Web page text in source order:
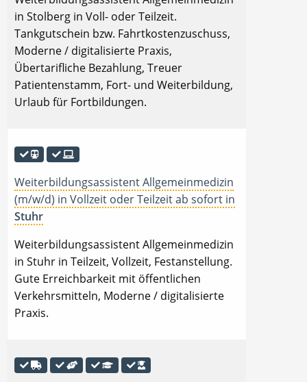
in Stolberg in Voll- oder Teilzeit.
Tankgutschein bzw. Fahrtkostenzuschuss,
Moderne / digitalisierte Praxis,
Übertarifliche Bezahlung, Treuer
Patientenstamm, Fort- und Weiterbildung,
Urlaub für Fortbildungen.
Weiterbildungsassistent Allgemeinmedizin
(m/w/d) in Vollzeit oder Teilzeit ab sofort in
Stuhr
Weiterbildungsassistent Allgemeinmedizin
in Stuhr in Teilzeit, Vollzeit, Festanstellung.
Gute Erreichbarkeit mit öffentlichen
Verkehrsmitteln, Moderne / digitalisierte
Praxis.